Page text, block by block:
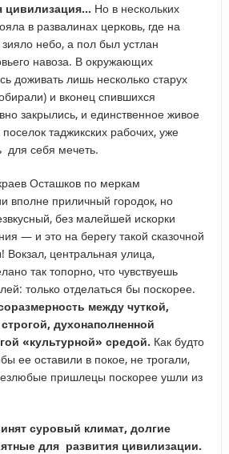
цивилизация… Но в нескольких
в развалинах церковь, где на
небо, а пол был устлан
навоза. В окружающих
доживать лишь несколько старух
и вконец спившихся
закрылись, и единственное живое
поселок таджикских рабочих, уже
для себя мечеть.
Осташков по меркам
вполне приличный городок, но
без малейшей искорки
— и это на берегу такой сказочной
центральная улица,
так топорно, что чувствуешь
только отделаться бы поскорее.
между чуткой,
духонаполненной
«культурной» средой. Как будто
ее оставили в покое, не трогали,
пришлецы поскорее ушли из
суровый климат, долгие
для развития цивилизации.